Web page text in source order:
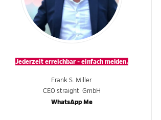
Jederzeit erreichbar - einfach melden.
Frank S. Miller
CEO straight. GmbH
WhatsApp Me